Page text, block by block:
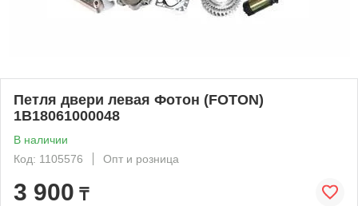
Петля двери левая Фотон (FOTON)
1B18061000048
В наличии
Код: 1105576
Опт и розница
3 900 ₸